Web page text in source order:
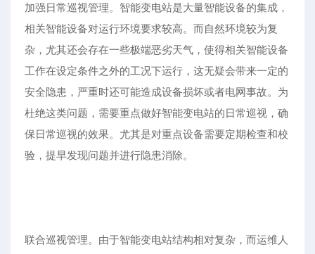
加强日常巡视管理。智能变电站是大量智能设备的集成，
相关智能设备对运行环境要求较高。而自然环境较为复
杂，尤其还会存在一些极端恶劣天气，使得相关智能设备
工作在设定条件之外的工况下运行，这无疑会带来一定的
安全隐患，严重时还可能造成设备损坏或者电网事故。为
杜绝这类问题，需要重点做好智能变电站的日常巡视，确
保日常巡视的效果。尤其是对重点设备需要定期检查和校
验，提早发现问题并进行隐患消除。
联合巡视管理。由于智能变电站结构相对复杂，而运维人